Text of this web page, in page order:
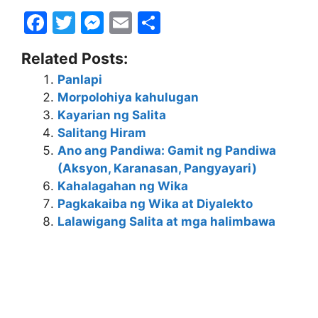
F
c
e
b
o
o
k
T
w
itt
er
M
s
s
e
n
g
er
E
l
e
Related Posts:
Panlapi
Morpolohiya kahulugan
Kayarian ng Salita
Salitang Hiram
Ano ang Pandiwa: Gamit ng Pandiwa
(Aksyon, Karanasan, Pangyayari)
Kahalagahan ng Wika
Pagkakaiba ng Wika at Diyalekto
Lalawigang Salita at mga halimbawa